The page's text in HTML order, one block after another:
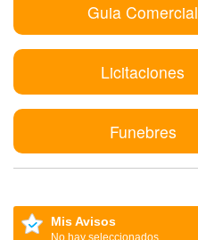
Guia Comercial
Licitaciones
Funebres
Mis Avisos